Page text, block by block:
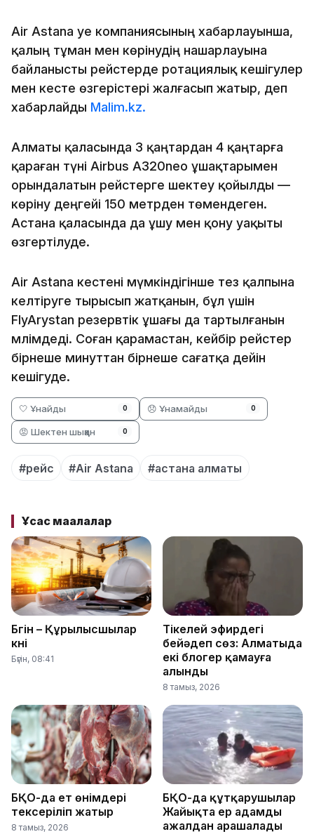
Air Astana әуе компаниясының хабарлауынша,
қалың тұман мен көрінудің нашарлауына
байланысты рейстерде ротациялық кешігулер
мен кесте өзгерістері жалғасып жатыр, деп
хабарлайды Malim.kz.
Алматы қаласында 3 қаңтардан 4 қаңтарға
қараған түні Airbus A320neo ұшақтарымен
орындалатын рейстерге шектеу қойылды —
көріну деңгейі 150 метрден төмендеген.
Астана қаласында да ұшу мен қону уақыты
өзгертілуде.
Air Astana кестені мүмкіндігінше тез қалпына
келтіруге тырысып жатқанын, бұл үшін
FlyArystan резервтік ұшағы да тартылғанын
мәлімдеді. Соған қарамастан, кейбір рейстер
бірнеше минуттан бірнеше сағатқа дейін
кешігуде.
🤍 Ұнайды 0 😞 Ұнамайды 0
😡 Шектен шыққан 0
#рейс #Air Astana #астана алматы
Ұқсас мақалалар
Бүгін – Құрылысшылар
күні
Бүгін, 08:41
Тікелей эфирдегі
бейәдеп сөз: Алматыда
екі блогер қамауға
алынды
8 тамыз, 2026
БҚО-да ет өнімдері
тексеріліп жатыр
8 тамыз, 2026
БҚО-да құтқарушылар
Жайықта ер адамды
ажалдан арашалады